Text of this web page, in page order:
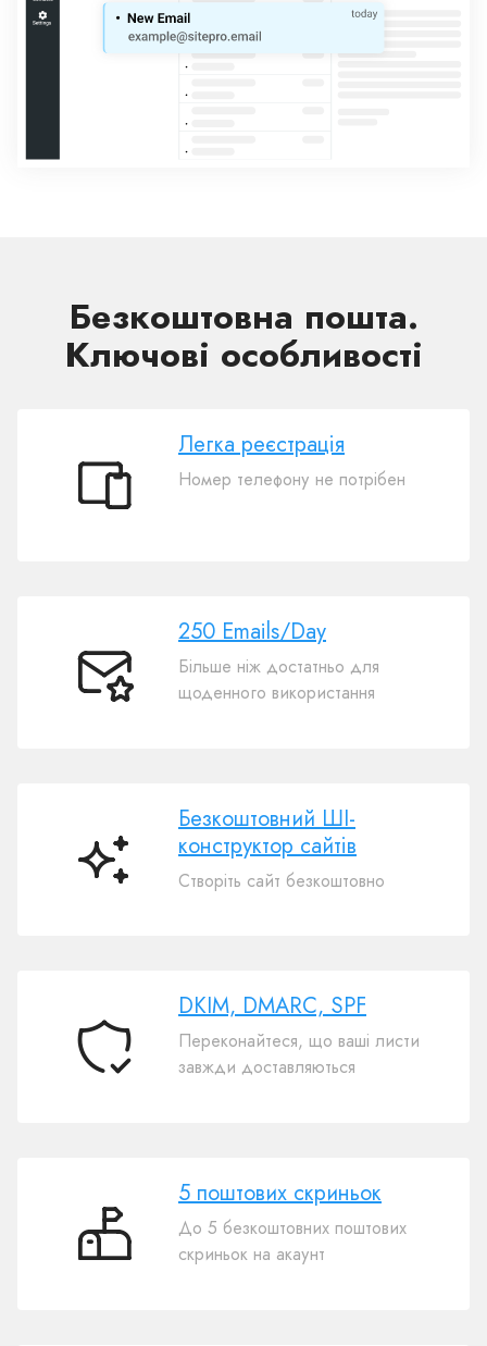
Безкоштовна пошта.
Ключові особливості
Легка
Легка реєстрація
Номер телефону не потрібен
250
Emails/Day
250 Emails/Day
Більше ніж достатньо для
щоденного використання
Безкоштовний
Безкоштовний ШІ-
конструктор сайтів
Створіть сайт безкоштовно
DKIM,
DKIM, DMARC, SPF
Переконайтеся, що ваші листи
завжди доставляються
5 поштових скриньок
До 5 безкоштовних поштових
скриньок на акаунт